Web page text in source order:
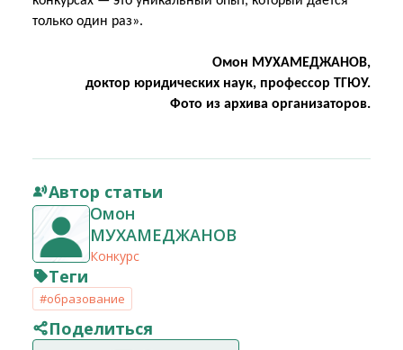
только один раз».
Омон МУХАМЕДЖАНОВ,
доктор юридических наук, профессор ТГЮУ.
Фото из архива организаторов.
Автор статьи
Омон
МУХАМЕДЖАНОВ
Конкурс
Теги
#образование
Поделиться